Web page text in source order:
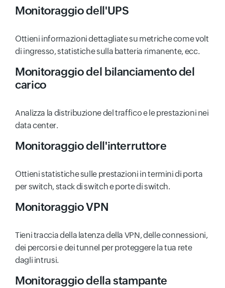
Monitoraggio dell'UPS
Ottieni informazioni dettagliate su metriche come volt
di ingresso, statistiche sulla batteria rimanente, ecc.
Monitoraggio del bilanciamento del
carico
Analizza la distribuzione del traffico e le prestazioni nei
data center.
Monitoraggio dell'interruttore
Ottieni statistiche sulle prestazioni in termini di porta
per switch, stack di switch e porte di switch.
Monitoraggio VPN
Tieni traccia della latenza della VPN, delle connessioni,
dei percorsi e dei tunnel per proteggere la tua rete
dagli intrusi.
Monitoraggio della stampante